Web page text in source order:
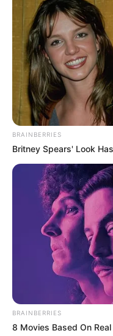
BRAINBERRIES
Britney Spears' Look
BRAINBERRIES
8 Movies Based On